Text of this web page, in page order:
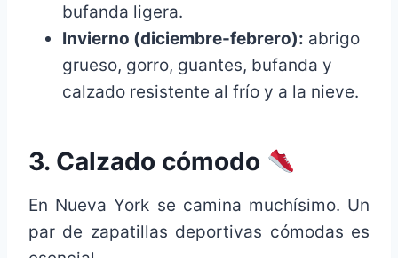
bufanda ligera.
Invierno (diciembre-febrero): abrigo
grueso, gorro, guantes, bufanda y
calzado resistente al frío y a la nieve.
3. Calzado cómodo
En Nueva York se camina muchísimo. Un
par de zapatillas deportivas cómodas es